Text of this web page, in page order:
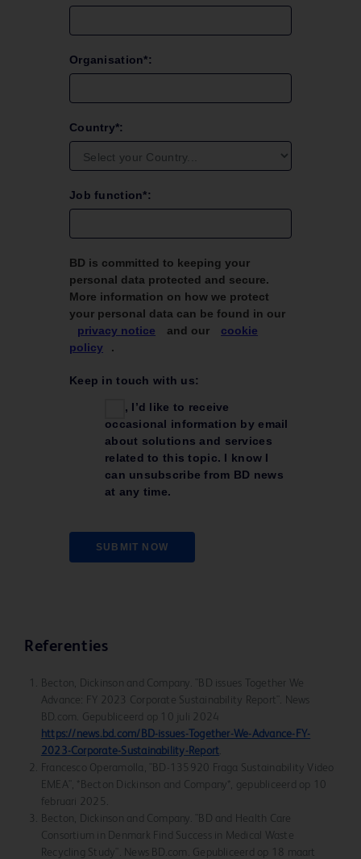
Organisation*:
Country*:
Job function*:
BD is committed to keeping your
personal data protected and secure.
More information on how we protect
your personal data can be found in our
privacy notice
and our
cookie
policy
.
Keep in touch with us:
Yes, I’d like to receive
occasional information by email
about solutions and services
related to this topic. I know I
can unsubscribe from BD news
at any time.
SUBMIT NOW
Referenties
Becton, Dickinson and Company. "BD issues Together We
Advance: FY 2023 Corporate Sustainability Report". News
BD.com. Gepubliceerd op 10 juli 2024
https://news.bd.com/BD-issues-Together-We-Advance-FY-
2023-Corporate-Sustainability-Report.
Francesco Operamolla, "BD-135920 Fraga Sustainability Video
EMEA", *Becton Dickinson and Company*, gepubliceerd op 10
februari 2025.
Becton, Dickinson and Company. "BD and Health Care
Consortium in Denmark Find Success in Medical Waste
Recycling Study". News BD.com. Gepubliceerd op 18 maart